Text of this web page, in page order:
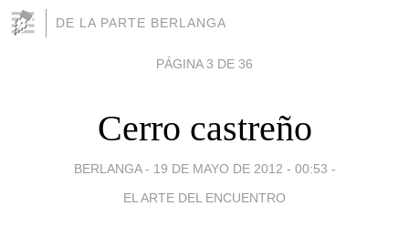
DE LA PARTE BERLANGA
PÁGINA 3 DE 36
Cerro castreño
BERLANGA - 19 DE MAYO DE 2012 - 00:53 -
EL ARTE DEL ENCUENTRO